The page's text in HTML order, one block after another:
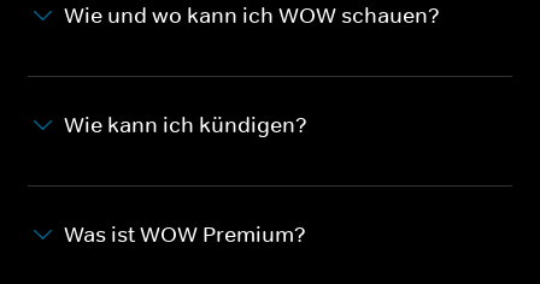
Wie und wo kann ich WOW schauen?
Wie kann ich kündigen?
Was ist WOW Premium?